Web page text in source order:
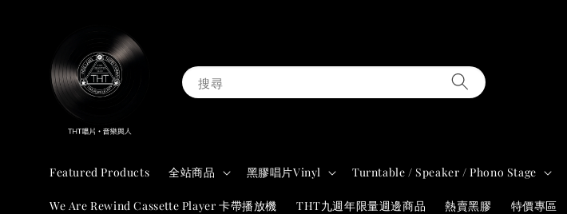
搜尋
Featured Products 全站商品 黑膠唱片Vinyl Turntable / Speaker / Phono Stage
We Are Rewind Cassette Player 卡帶播放機 THT九週年限量週邊商品 熱賣黑膠 特價專區